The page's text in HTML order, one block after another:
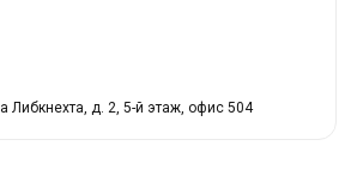
Либкнехта, д. 2, 5-й этаж, офис 504